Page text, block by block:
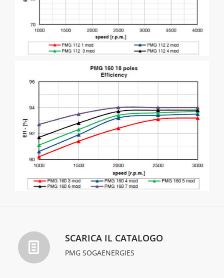
SCARICA IL CATALOGO
PMG SOGAENERGIES